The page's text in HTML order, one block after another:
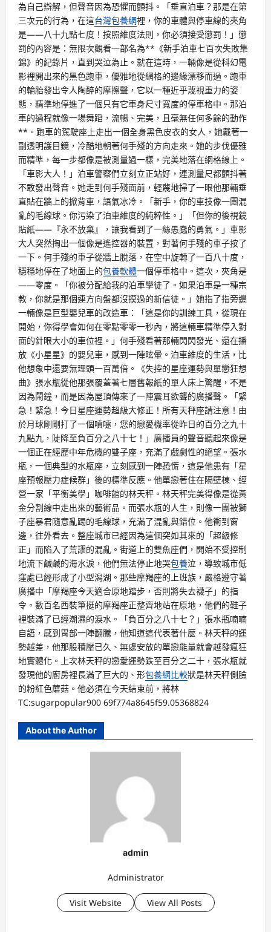
為自己辯解，但聲音因為恐懼而顫抖。「垂直泊車？那是在第
三次元的行為，在這台灣包養網裡，你的車體與停車線的夾角
是——八十九點七度！按照維度法則，你必須接受懲罰！」懲
罰的內容是：無限次觀看一部名為**《新手泊車七百次失敗集
錦》的紀錄片，直到哭泣為止。就在這時，一輛像是從科幻電
影裡開出來的黑色跑車，優雅地從網格的邊緣漂移而過。跑車
的輪胎發出令人陶醉的摩擦聲，它以一種近乎蔑視重力的姿
態，精準地停進了一個只有它車身尺寸寬度的停車格中。那泊
車的過程就像一場舞蹈，流暢、完美，且毫無任何多餘的動作
**。跑車的駕駛座上走出一個全身黑色皮衣的女人，她戴著一
副透明護目鏡，冷酷地朝著何手殘的方向走來。她的步伐優雅
而精準，每一步都像是被測量過一樣，完美地落在網格線上。
「車影大人！」泊車警察們立刻立正站好，連測量尺都顫抖著
不敢發出聲音。她走到何手殘面前，輕蔑地掃了一眼他那輛垂
直貼在牆上的掀背車，語氣冰冷。「新手，你的車技像一團混
亂的毛線球。你污染了泊車維度的純粹性。」「但你的後視鏡
貼紙——『永不放棄』，讓我看到了一絲愚蠢的勇氣。」車影
大人突然掏出一個像是遙控器的裝置，對著何手殘的車子按了
一下。何手殘的車子從牆上脫落，在空中旋轉了一百八十度，
穩穩地停在了地面上的包養軟體一個停車格中。這次，夾角是
——零度。「你被分配給我的泊車學徒了。如果泊車是一種宗
教，你就是那個連方向盤都沒摸過的新信徒。」她指了指旁邊
一輛像是巨型嬰兒車的改造車：「這是你的訓練工具，從現在
開始，你得學會如何在零點零零一秒內，將這輛車精準停入對
面的針眼大小的車位裡。」何手殘看著那輛閃閃發光、還在播
放《小星星》的嬰兒車，感到一陣眩暈。泊車維度的生活，比
他想象中還要無理頭一百萬倍。《失控的星座運勢與單戀狂想
曲》張水瓶從他那張覆蓋著七層舊報紙的單人床上驚醒，不是
因為鬧鐘，而是因為屋頂傳來了一陣震耳欲聾的廣播聲。「緊
急！緊急！今日星座運勢超級大修正！所有天秤座請注意！由
於月球剛剛打了一個噴嚏，您的戀愛機率從昨日的百分之九十
九點九，陡降至負百分之八十七！」廣播員的聲音聽起來像是
一個正在經歷中年危機的雙子座，充滿了戲劇性的絕望。張水
瓶，一個典型的水瓶座，立刻感到一陣恐慌，這是他患有「星
座預報壓力症候群」後的標準反應。他單戀著住在隔壁棟、經
營一家「平衡美學」咖啡館的林天秤。林天秤完美得像是從黃
金分割線中走出來的藝術品。而張水瓶的人生，則像一團被獅
子座暴君隨意亂踢的毛線球，充滿了混亂與錯位。他衝到窗
邊，往外看去。整座城市已經因為這個突如其來的「超級修
正」而陷入了荒謬的混亂。街道上的雙魚座們，開始不受控制
地流下鹹鹹的海水淚，他們無法停止地哭包養泣，導致城市低
窪處已經形成了小型潟湖。那些摩羯座的上班族，嚴格遵守著
廣播中「摩羯座今天適合原地踏步，否則將失去襪子」的指
令。數百名西裝筆挺的摩羯座正整齊地站在原地，他們的鞋子
裡裝滿了已經潮濕的淚水。「負百分之八十七？」張水瓶喃喃
自語，感到胃部一陣翻騰，他知道這代表著什麼。林天秤的運
勢越差，他那股積壓已久、無處安放的單戀能量就會越發瘋狂
地實體化。上次林天秤的戀愛運勢跌至百分之二十，張水瓶就
發現他的廚房裡長滿了巨大的、形包養網比較狀是林天秤側臉
的粉紅色蘑菇。他必須在今天結束前，將林
TC:sugarpopular900 69f774a8645f59.05368824
About the Author
admin
Administrator
Visit Website View All Posts